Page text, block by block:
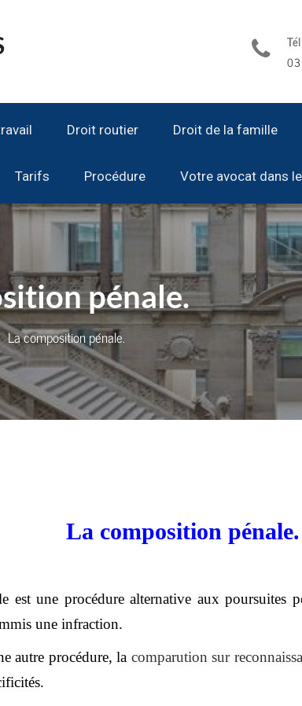
Tél
Droit routier Droit de la famille
Tarifs Procédure Votre avocat dans
pénale.
La composition pénale.
La composition pénale.
est une procédure alternative aux poursuites
une infraction.
autre procédure, la comparution sur